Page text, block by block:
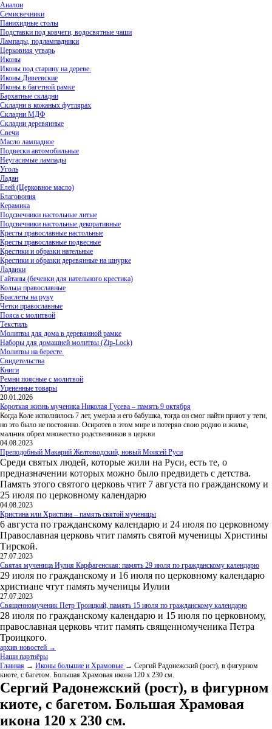
Аналои
Семисвечники
Панихидные столы
Подставки под ковчеги, водосвятные чаши
Лампады, подлампадники
Церковная утварь
Иконы
Иконы под старину на дереве.
Иконы Дивеевские
Иконы в багетной рамке
Бархатные складни
Складни в кожаных футлярах
Складни МДФ
Складни деревянные
Свечи
Масло лампадное
Подвески автомобильные
Неугасимые лампады
Уголь
Ладан
Елей (Церковное масло)
Благовония
Керамика
Подсвечники настольные литые
Подсвечники настольные декоративные
Кресты православные настольные
Кресты православные подвесные
Крестики и образки нательные
Крестики и образки деревянные на шнурке
Ладанки
Гайтаны (бечевки для нательного крестика)
Кольца православные
Браслеты на руку
Четки православные
Пояса с молитвой
Текстиль
Молитвы для дома в деревянной рамке
Наборы для домашней молитвы (Zip-Lock)
Молитвы на бересте.
Свидетельства
Книги
Ремни поясные с молитвой
Уцененные товары
20.01.2026
Короткая жизнь мученика Николая Гусева – память 9 октября
Когда Коле исполнилось 7 лет, умерла и его бабушка, тогда он смог найти приют у тети,
но это было не постоянно. Осиротев в этом мире и потеряв свою родню и жилье,
мальчик обрел множество родственников в церкви
04.08.2023
Преподобный Макарий Желтоводский, новый Моисей Руси
Среди святых людей, которые жили на Руси, есть те, о
предназначении которых можно было предвидеть с детства.
Память этого святого церковь чтит 7 августа по гражданскому и
25 июля по церковному календарю
04.08.2023
Кристина или Христина – память святой мученицы
6 августа по гражданскому календарю и 24 июля по церковному
Православная церковь чтит память святой мученицы Христины
Тирской.
27.07.2023
Святая мученица Иулия Карфагенская: память 29 июля по гражданскому календарю
29 июля по гражданскому и 16 июля по церковному календарю
христиане чтут память мученицы Иулии
27.07.2023
Священномученик Петр Троицкий, память 15 июля по гражданскому календарю
28 июля по гражданскому календарю и 15 июля по церковному,
православная церковь чтит память священномученика Петра
Троицкого.
архив новостей →
Наши партнёры
Главная → Иконы большие и Храмовые → Сергий Радонежский (рост), в фигурном
киоте, с багетом. Большая Храмовая икона 120 х 230 см.
Сергий Радонежский (рост), в фигурном
киоте, с багетом. Большая Храмовая
икона 120 х 230 см.